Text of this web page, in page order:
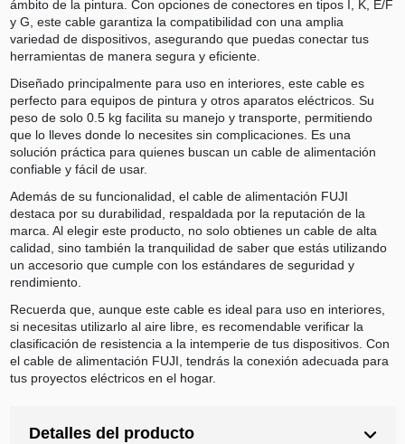
ámbito de la pintura. Con opciones de conectores en tipos I, K, E/F
y G, este cable garantiza la compatibilidad con una amplia
variedad de dispositivos, asegurando que puedas conectar tus
herramientas de manera segura y eficiente.
Diseñado principalmente para uso en interiores, este cable es
perfecto para equipos de pintura y otros aparatos eléctricos. Su
peso de solo 0.5 kg facilita su manejo y transporte, permitiendo
que lo lleves donde lo necesites sin complicaciones. Es una
solución práctica para quienes buscan un cable de alimentación
confiable y fácil de usar.
Además de su funcionalidad, el cable de alimentación FUJI
destaca por su durabilidad, respaldada por la reputación de la
marca. Al elegir este producto, no solo obtienes un cable de alta
calidad, sino también la tranquilidad de saber que estás utilizando
un accesorio que cumple con los estándares de seguridad y
rendimiento.
Recuerda que, aunque este cable es ideal para uso en interiores,
si necesitas utilizarlo al aire libre, es recomendable verificar la
clasificación de resistencia a la intemperie de tus dispositivos. Con
el cable de alimentación FUJI, tendrás la conexión adecuada para
tus proyectos eléctricos en el hogar.
Detalles del producto